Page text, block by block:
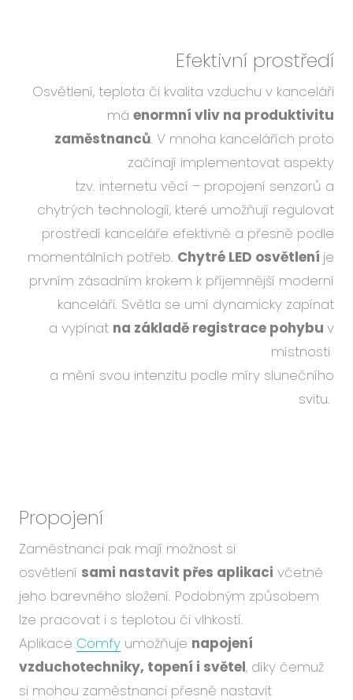
Efektivní prostředí
Osvětlení, teplota či kvalita vzduchu v kanceláři
má enormní vliv na produktivitu
zaměstnanců. V mnoha kancelářích proto
začínají implementovat aspekty
tzv. internetu věcí – propojení senzorů a
chytrých technologií, které umožňují regulovat
prostředí kanceláře efektivně a přesně podle
momentálních potřeb. Chytré LED osvětlení je
prvním zásadním krokem k příjemnější moderní
kanceláři. Světla se umí dynamicky zapínat
a vypínat na základě registrace pohybu v
místnosti
a mění svou intenzitu podle míry slunečního
svitu.
Propojení
Zaměstnanci pak mají možnost si
osvětlení sami nastavit přes aplikaci včetně
jeho barevného složení. Podobným způsobem
lze pracovat i s teplotou či vlhkostí.
Aplikace Comfy umožňuje napojení
vzduchotechniky, topení i světel, díky čemuž
si mohou zaměstnanci přesně nastavit